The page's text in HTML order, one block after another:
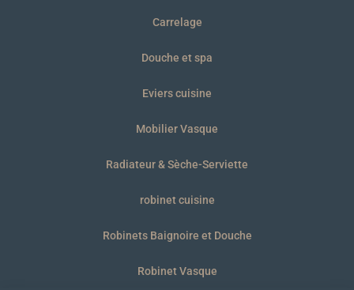
Carrelage
Douche et spa
Eviers cuisine
Mobilier Vasque
Radiateur & Sèche-Serviette
robinet cuisine
Robinets Baignoire et Douche
Robinet Vasque